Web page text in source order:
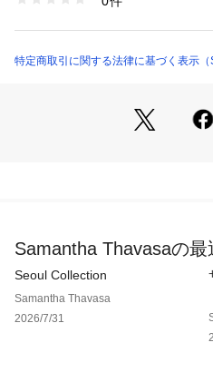
ハリ感のあるナイロンを使用し
ハリ感のあるナイロン素材を使
商品番号：1590300007622 （モール
特定商取引に関する法律に基づく表示（
Samantha Thavasaの
Seoul Collection
Samantha Thavasa
2026/7/31